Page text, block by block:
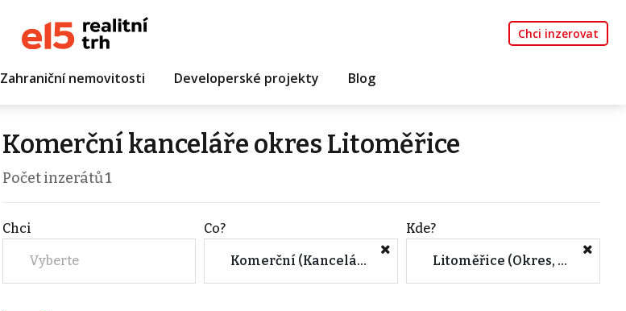
Chci inzerovat
Zahraniční nemovitosti Developerské projekty Blog
Komerční kanceláře okres Litoměřice
Počet inzerátů1
Chci
Vyberte
Co?
Komerční (Kanceláře)
Kde?
Litoměřice (Okres, Ústecký kraj)